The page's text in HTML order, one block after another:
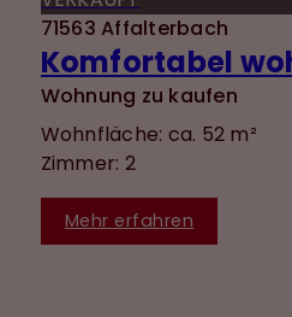
71563 Affalterbach
Wohnung zu kaufen
Wohnfläche: ca. 52 m²
Zimmer: 2
Mehr erfahren